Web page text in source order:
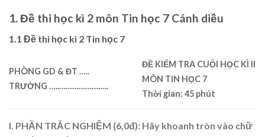
1. Đề thi học kì 2 môn Tin học 7 Cánh diều
1.1 Đề thi học kì 2 Tin học 7
PHÒNG GD & ĐT …..
TRƯỜNG …..…………………..
ĐỀ KIỂM TRA CUỐI HỌC KÌ II
MÔN TIN HỌC 7
Thời gian: 45 phút
I. PHẦN TRẮC NGHIỆM (6,0đ): Hãy khoanh tròn vào chữ